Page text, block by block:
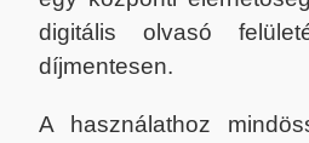
digitális olvasó
díjmentesen.
A használathoz